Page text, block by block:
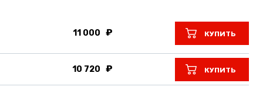
11 000 КУПИТЬ
10 720 КУПИТЬ